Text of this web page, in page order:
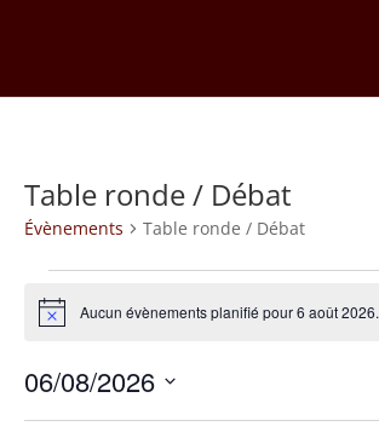
Table ronde / Débat
Évènements Table ronde / Débat
Évènements
for
6
août
Notice Aucun évènements planifié pour 6 août 2026.
06/08/2026